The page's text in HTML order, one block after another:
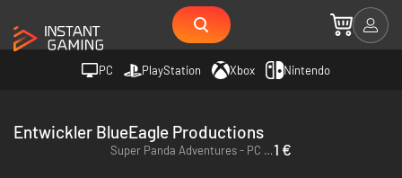
PC PlayStation Xbox Nintendo
Entwickler BlueEagle Productions
Super Panda Adventures - PC (Steam)1 €